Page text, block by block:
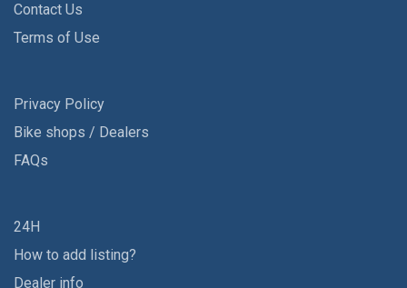
Contact Us
Terms of Use
Privacy Policy
Bike shops / Dealers
FAQs
24H
How to add listing?
Dealer info